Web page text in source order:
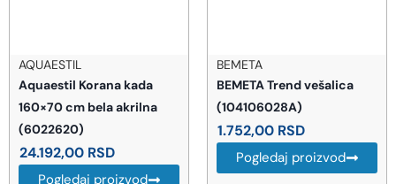
AQUAESTIL
Aquaestil Korana kada
160×70 cm bela akrilna
(6022620)
24.192,00 RSD
Pogledaj proizvod
BEMETA
BEMETA Trend vešalica
(104106028A)
1.752,00 RSD
Pogledaj proizvod